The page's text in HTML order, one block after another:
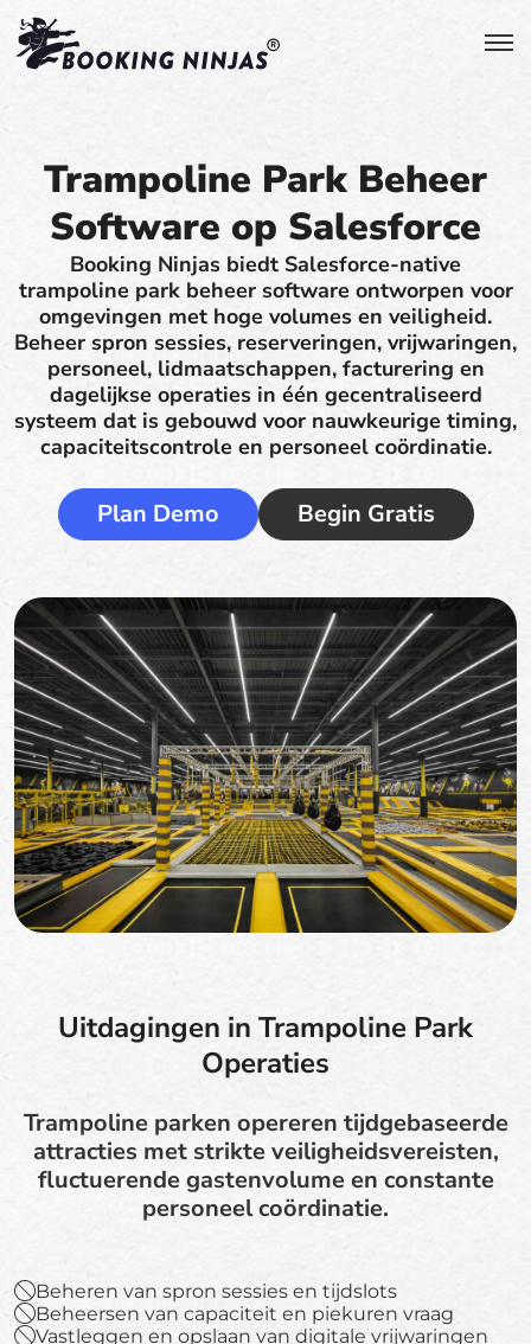
Trampoline Park Beheer
Software op Salesforce
Booking Ninjas biedt Salesforce-native
trampoline park beheer software ontworpen voor
omgevingen met hoge volumes en veiligheid.
Beheer spron sessies, reserveringen, vrijwaringen,
personeel, lidmaatschappen, facturering en
dagelijkse operaties in één gecentraliseerd
systeem dat is gebouwd voor nauwkeurige timing,
capaciteitscontrole en personeel coördinatie.
Plan Demo Begin Gratis
Uitdagingen in Trampoline Park
Operaties
Trampoline parken opereren tijdgebaseerde
attracties met strikte veiligheidsvereisten,
fluctuerende gastenvolume en constante
personeel coördinatie.
Beheren van spron sessies en tijdslots
Beheersen van capaciteit en piekuren vraag
Vastleggen en opslaan van digitale vrijwaringen